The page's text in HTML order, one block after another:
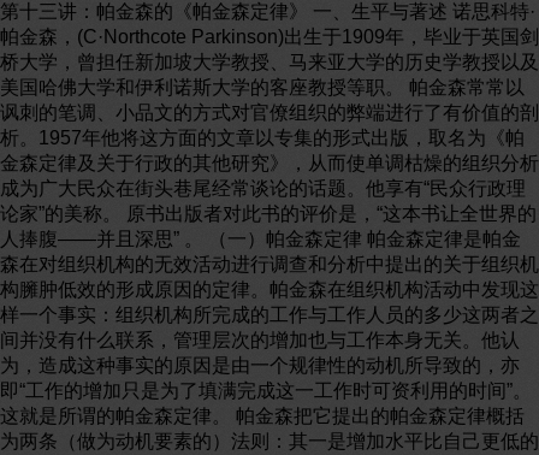
第十三讲：帕金森的《帕金森定律》 一、生平与著述 诺思科特·
帕金森，(C·Northcote Parkinson)出生于1909年，毕业于英国剑
桥大学，曾担任新加坡大学教授、马来亚大学的历史学教授以及
美国哈佛大学和伊利诺斯大学的客座教授等职。 帕金森常常以
讽刺的笔调、小品文的方式对官僚组织的弊端进行了有价值的剖
析。1957年他将这方面的文章以专集的形式出版，取名为《帕
金森定律及关于行政的其他研究》，从而使单调枯燥的组织分析
成为广大民众在街头巷尾经常谈论的话题。他享有“民众行政理
论家”的美称。 原书出版者对此书的评价是，“这本书让全世界的
人捧腹——并且深思” 。 （一）帕金森定律 帕金森定律是帕金
森在对组织机构的无效活动进行调查和分析中提出的关于组织机
构臃肿低效的形成原因的定律。帕金森在组织机构活动中发现这
样一个事实：组织机构所完成的工作与工作人员的多少这两者之
间并没有什么联系，管理层次的增加也与工作本身无关。他认
为，造成这种事实的原因是由一个规律性的动机所导致的，亦
即“工作的增加只是为了填满完成这一工作时可资利用的时间”。
这就是所谓的帕金森定律。 帕金森把它提出的帕金森定律概括
为两条（做为动机要素的）法则：其一是增加水平比自己更低的